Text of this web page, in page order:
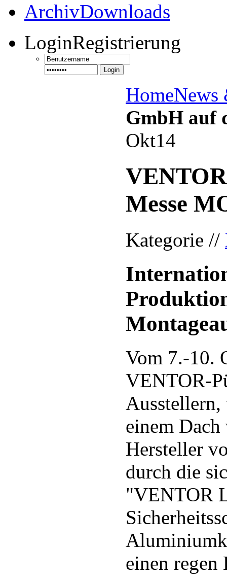
ArchivDownloads
LoginRegistrierung
Login
HomeNews
GmbH auf
Okt14
Messe
Kategorie //
Vom 7.-10.
VENTOR-
Ausstellern,
einem
Hersteller
durch die
"VENTOR
einen regen